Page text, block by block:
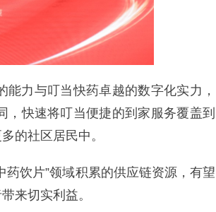
力与叮当快药卓越的数字化实力，
快速将叮当便捷的到家服务覆盖到
的社区居民中。
饮片”领域积累的供应链资源，有望
来切实利益。